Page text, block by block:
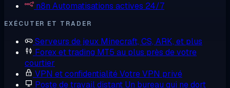
n8n Automatisations actives 24/7
EXÉCUTER ET TRADER
Serveurs de jeux Minecraft, CS, ARK, et plus
Forex et trading MT5 au plus près de votre
courtier
VPN et confidentialitéVotre VPN privé
Poste de travail distant Un bureau qui ne dort